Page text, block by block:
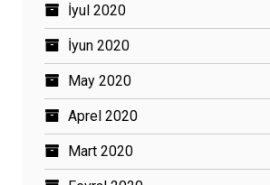
İyul 2020
İyun 2020
May 2020
Aprel 2020
Mart 2020